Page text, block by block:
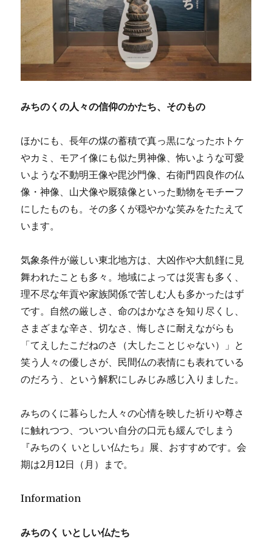
みちのくの人々の信仰のかたち、そのもの
ほかにも、長年の煤の蓄積で真っ黒になったホトケ
やカミ、モアイ像にも似た男神像、怖いような可愛
いような不動明王像や毘沙門像、右衛門四良作の仏
像・神像、山犬像や厩猿像といった動物をモチーフ
にしたものも。その多くが穏やかな笑みをたたえて
います。
気象条件が厳しい東北地方は、大凶作や大飢饉に見
舞われたことも多々。地域によっては災害も多く、
理不尽な年貢や家族関係で苦しむ人も多かったはず
です。自然の厳しさ、命のはかなさを知り尽くし、
さまざまな辛さ、切なさ、悔しさに耐えながらも
「てえしたこだねのさ（大したことじゃない）」と
笑う人々の優しさが、民間仏の表情にも表れている
のだろう、という解釈にしみじみ感じ入りました。
みちのくに暮らした人々の心情を映した祈りや尊さ
に触れつつ、ついつい自分の口元も緩んでしまう
『みちのく いとしい仏たち』展、おすすめです。会
期は2月12日（月）まで。
Information
みちのく いとしい仏たち